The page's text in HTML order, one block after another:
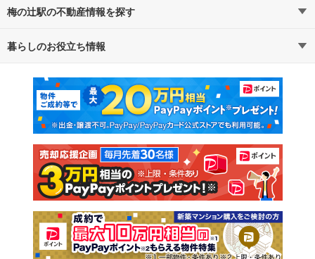
梅の辻駅の不動産情報を探す
不動産・住宅
新築マンション 中古マンション
新築一戸建て 中古一戸建て
注文住宅 土地
売却査定
暮らしのお役立ち情報
マンションカタログ 教えて！住まいの先生